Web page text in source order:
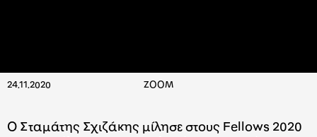
24.11.2020 ZOOM
Ο Σταμάτης Σχιζάκης μίλησε στους Fellows 2020